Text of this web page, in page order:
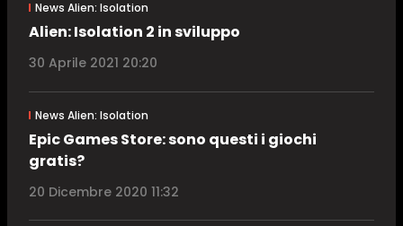
News Alien: Isolation
Alien: Isolation 2 in sviluppo
30 Aprile 2021 20:20
News Alien: Isolation
Epic Games Store: sono questi i giochi
gratis?
20 Dicembre 2020 11:32